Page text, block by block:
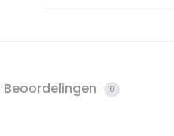
Beoordelingen 0